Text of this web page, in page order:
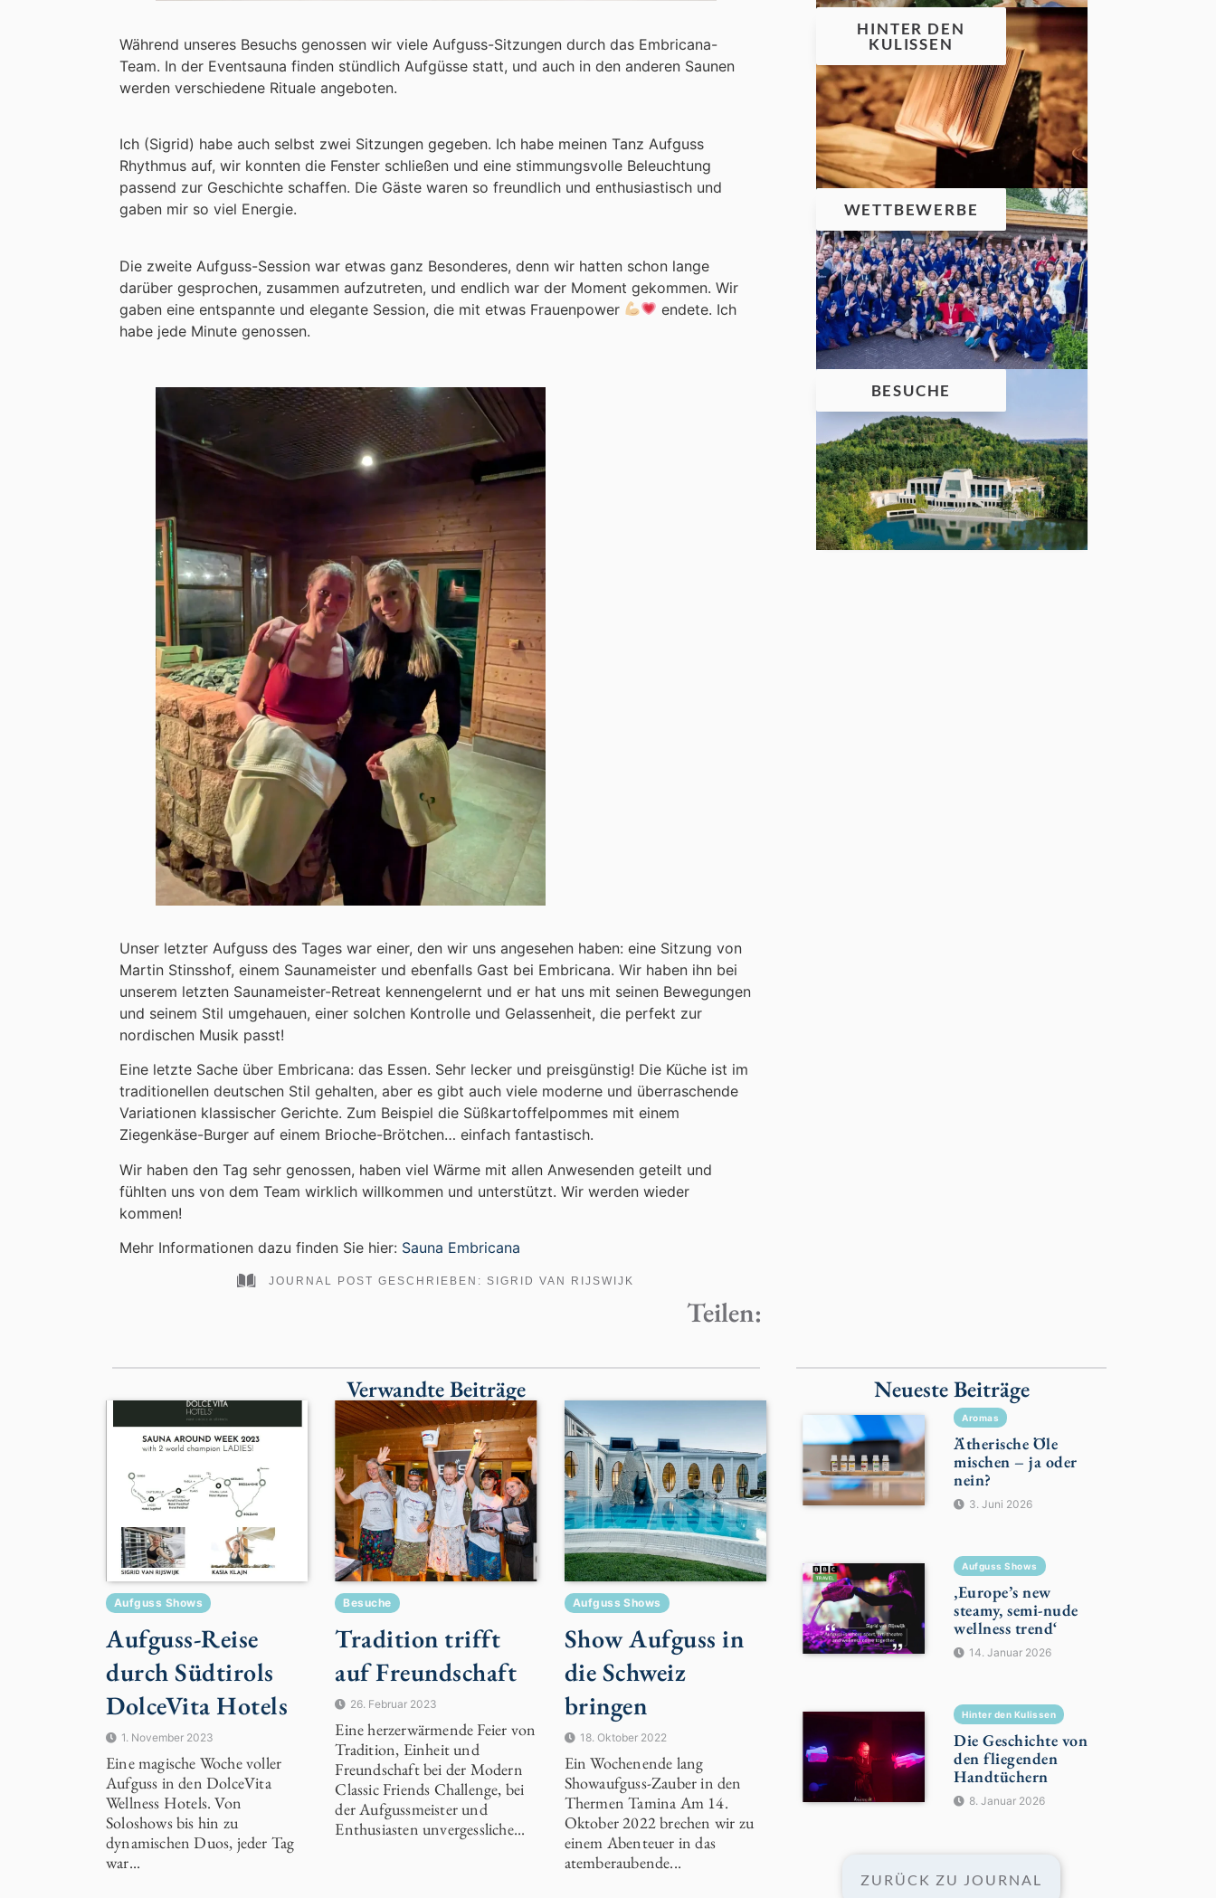
Während unseres Besuchs genossen wir viele Aufguss-Sitzungen durch das Embricana-
Team. In der Eventsauna finden stündlich Aufgüsse statt, und auch in den anderen Saunen
werden verschiedene Rituale angeboten.
Ich (Sigrid) habe auch selbst zwei Sitzungen gegeben. Ich habe meinen Tanz Aufguss
Rhythmus auf, wir konnten die Fenster schließen und eine stimmungsvolle Beleuchtung
passend zur Geschichte schaffen. Die Gäste waren so freundlich und enthusiastisch und
gaben mir so viel Energie.
Die zweite Aufguss-Session war etwas ganz Besonderes, denn wir hatten schon lange
darüber gesprochen, zusammen aufzutreten, und endlich war der Moment gekommen. Wir
gaben eine entspannte und elegante Session, die mit etwas Frauenpower
endete. Ich
habe jede Minute genossen.
Unser letzter Aufguss des Tages war einer, den wir uns angesehen haben: eine Sitzung von
Martin Stinsshof, einem Saunameister und ebenfalls Gast bei Embricana. Wir haben ihn bei
unserem letzten Saunameister-Retreat kennengelernt und er hat uns mit seinen Bewegungen
und seinem Stil umgehauen, einer solchen Kontrolle und Gelassenheit, die perfekt zur
nordischen Musik passt!
Eine letzte Sache über Embricana: das Essen. Sehr lecker und preisgünstig! Die Küche ist im
traditionellen deutschen Stil gehalten, aber es gibt auch viele moderne und überraschende
Variationen klassischer Gerichte. Zum Beispiel die Süßkartoffelpommes mit einem
Ziegenkäse-Burger auf einem Brioche-Brötchen… einfach fantastisch.
Wir haben den Tag sehr genossen, haben viel Wärme mit allen Anwesenden geteilt und
fühlten uns von dem Team wirklich willkommen und unterstützt. Wir werden wieder
kommen!
Mehr Informationen dazu finden Sie hier: Sauna Embricana
JOURNAL POST GESCHRIEBEN:SIGRID VAN RIJSWIJK
Teilen:
HINTER DEN
KULISSEN
WETTBEWERBE
BESUCHE
Verwandte Beiträge
Aufguss Shows
Aufguss-Reise
durch Südtirols
DolceVita Hotels
1. November 2023
Eine magische Woche voller
Aufguss in den DolceVita
Wellness Hotels. Von
Soloshows bis hin zu
dynamischen Duos, jeder Tag
war...
Besuche
Tradition trifft
auf Freundschaft
26. Februar 2023
Eine herzerwärmende Feier von
Tradition, Einheit und
Freundschaft bei der Modern
Classic Friends Challenge, bei
der Aufgussmeister und
Enthusiasten unvergessliche...
Aufguss Shows
Show Aufguss in
die Schweiz
bringen
18. Oktober 2022
Ein Wochenende lang
Showaufguss-Zauber in den
Thermen Tamina Am 14.
Oktober 2022 brechen wir zu
einem Abenteuer in das
atemberaubende...
Neueste Beiträge
Aromas
Ätherische Öle
mischen – ja oder
nein?
3. Juni 2026
Aufguss Shows
‚Europe’s new
steamy, semi-nude
wellness trend‘
14. Januar 2026
Hinter den Kulissen
Die Geschichte von
den fliegenden
Handtüchern
8. Januar 2026
ZURÜCK ZU JOURNAL